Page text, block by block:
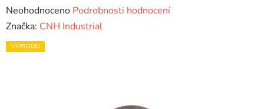
Průměrné
hodnocení
produktu
Neohodnoceno Podrobnosti hodnocení
Značka: CNH Industrial
VÝPRODEJ